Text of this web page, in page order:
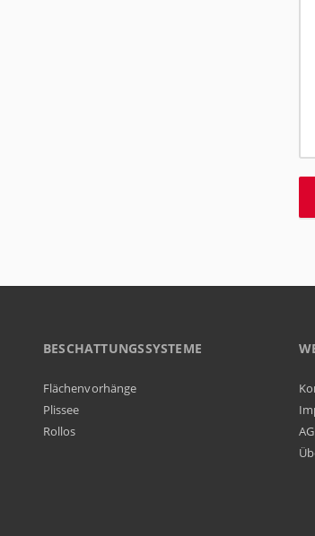
BESCHATTUNGSSYSTEME
Flächenvorhänge
Plissee
Rollos